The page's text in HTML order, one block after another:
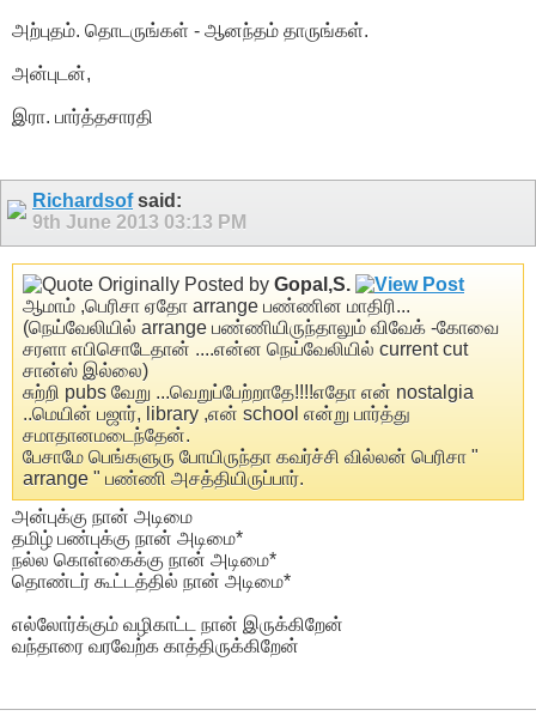
அற்புதம். தொடருங்கள் - ஆனந்தம் தாருங்கள்.
அன்புடன்,
இரா. பார்த்தசாரதி
Richardsofsaid:
9th June 2013 03:13 PM
Originally Posted by Gopal,S.
ஆமாம் ,பெரிசா ஏதோ arrange பண்ணின மாதிரி...
(நெய்வேலியில் arrange பண்ணியிருந்தாலும் விவேக் -கோவை
சரளா எபிசொடேதான் ....என்ன நெய்வேலியில் current cut
சான்ஸ் இல்லை)
சுற்றி pubs வேறு ...வெறுப்பேற்றாதே!!!!எதோ என் nostalgia
..மெயின் பஜார், library ,என் school என்று பார்த்து
சமாதானமடைந்தேன்.
பேசாமே பெங்களுரு போயிருந்தா கவர்ச்சி வில்லன் பெரிசா "
arrange " பண்ணி அசத்தியிருப்பார்.
அன்புக்கு நான் அடிமை
தமிழ் பண்புக்கு நான் அடிமை*
நல்ல கொள்கைக்கு நான் அடிமை*
தொண்டர் கூட்டத்தில் நான் அடிமை*
எல்லோர்க்கும் வழிகாட்ட நான் இருக்கிறேன்
வந்தாரை வரவேற்க காத்திருக்கிறேன்